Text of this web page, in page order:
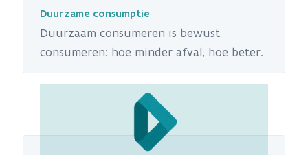
Duurzame consumptie
Duurzaam consumeren is bewust
consumeren: hoe minder afval, hoe beter.